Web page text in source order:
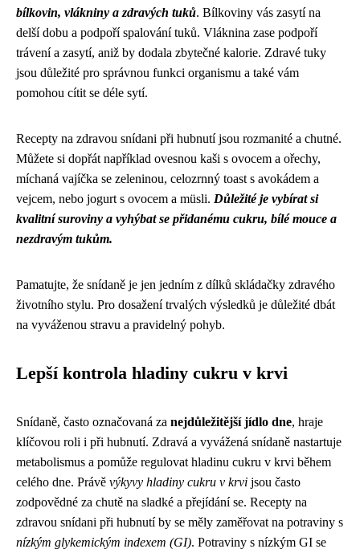
bílkovin, vlákniny a zdravých tuků. Bílkoviny vás zasytí na
delší dobu a podpoří spalování tuků. Vláknina zase podpoří
trávení a zasytí, aniž by dodala zbytečné kalorie. Zdravé tuky
jsou důležité pro správnou funkci organismu a také vám
pomohou cítit se déle sytí.
Recepty na zdravou snídani při hubnutí jsou rozmanité a chutné.
Můžete si dopřát například ovesnou kaši s ovocem a ořechy,
míchaná vajíčka se zeleninou, celozrnný toast s avokádem a
vejcem, nebo jogurt s ovocem a müsli. Důležité je vybírat si
kvalitní suroviny a vyhýbat se přidanému cukru, bílé mouce a
nezdravým tukům.
Pamatujte, že snídaně je jen jedním z dílků skládačky zdravého
životního stylu. Pro dosažení trvalých výsledků je důležité dbát
na vyváženou stravu a pravidelný pohyb.
Lepší kontrola hladiny cukru v krvi
Snídaně, často označovaná za nejdůležitější jídlo dne, hraje
klíčovou roli i při hubnutí. Zdravá a vyvážená snídaně nastartuje
metabolismus a pomůže regulovat hladinu cukru v krvi během
celého dne. Právě výkyvy hladiny cukru v krvi jsou často
zodpovědné za chutě na sladké a přejídání se. Recepty na
zdravou snídani při hubnutí by se měly zaměřovat na potraviny s
nízkým glykemickým indexem (GI). Potraviny s nízkým GI se